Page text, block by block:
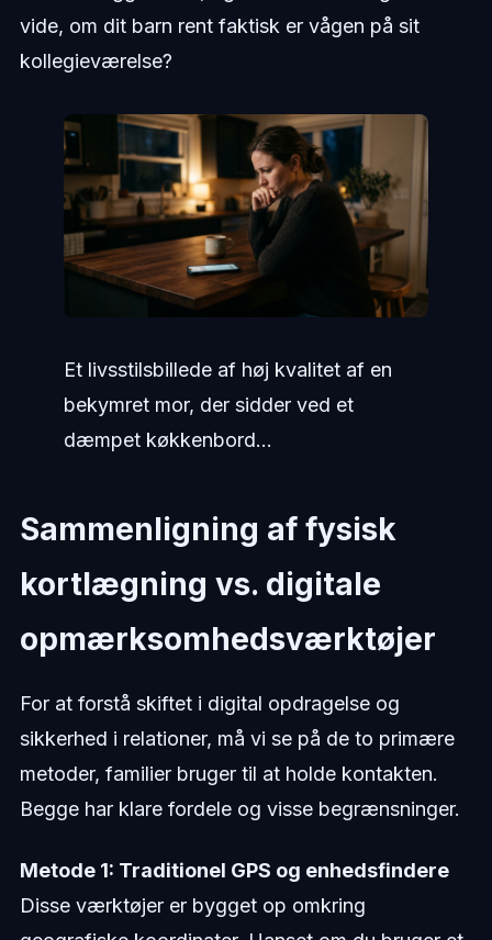
vide, om dit barn rent faktisk er vågen på sit
kollegieværelse?
Et livsstilsbillede af høj kvalitet af en
bekymret mor, der sidder ved et
dæmpet køkkenbord...
Sammenligning af fysisk
kortlægning vs. digitale
opmærksomhedsværktøjer
For at forstå skiftet i digital opdragelse og
sikkerhed i relationer, må vi se på de to primære
metoder, familier bruger til at holde kontakten.
Begge har klare fordele og visse begrænsninger.
Metode 1: Traditionel GPS og enhedsfindere
Disse værktøjer er bygget op omkring